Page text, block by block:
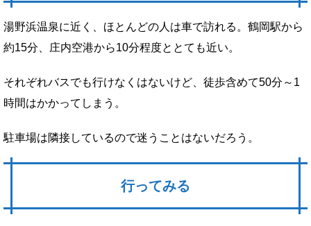
湯野浜温泉に近く、ほとんどの人は車で訪れる。鶴岡駅から
約15分、庄内空港から10分程度ととても近い。
それぞれバスでも行けなくはないけど、徒歩含めて50分～1
時間はかかってしまう。
駐車場は隣接しているので迷うことはないだろう。
行ってみる